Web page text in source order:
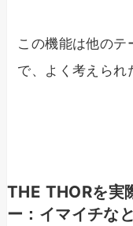
この機能は他の
で、よく考えられ
THE THORを実
ー：イマイチな